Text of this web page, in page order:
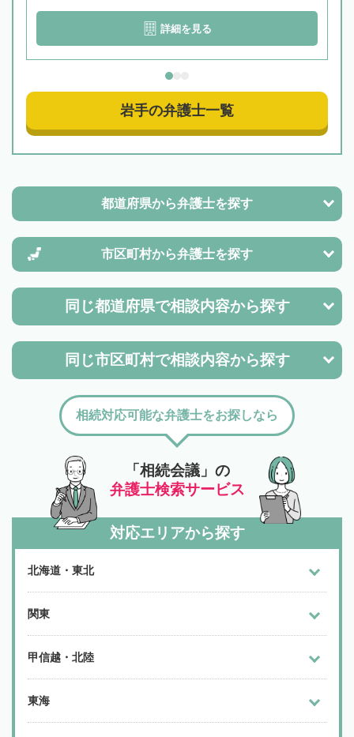
詳細を見る
岩手の弁護士一覧
都道府県から弁護士を探す
市区町村から弁護士を探す
同じ都道府県で相談内容から探す
同じ市区町村で相談内容から探す
「相続会議」の
弁護士検索サービス
相続対応可能な弁護士をお探しなら
対応エリアから探す
北海道・東北
関東
甲信越・北陸
東海